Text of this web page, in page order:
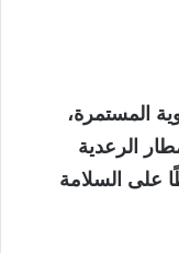
المستمرة،
الرعدية
على السلامة